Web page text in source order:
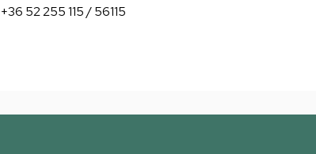
+36 52 255 115 / 56115